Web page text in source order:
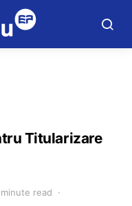
Titularizare
minute read